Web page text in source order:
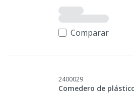
Comparar
2400029
Comedero de